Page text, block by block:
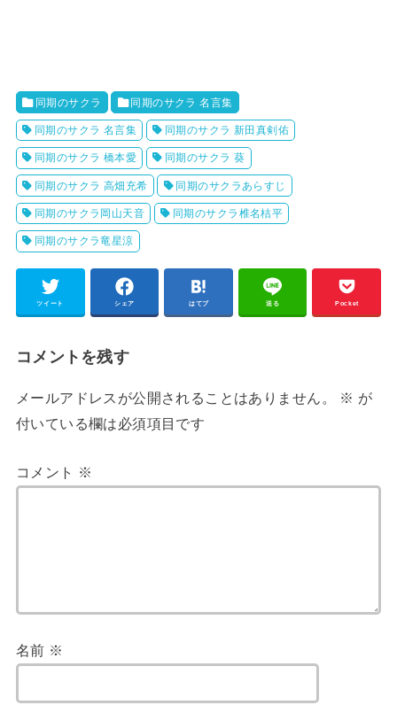
同期のサクラ 同期のサクラ 名言集
同期のサクラ 名言集 同期のサクラ 新田真剣佑
同期のサクラ 橋本愛 同期のサクラ 葵
同期のサクラ 高畑充希 同期のサクラあらすじ
同期のサクラ岡山天音 同期のサクラ椎名桔平
同期のサクラ竜星涼
ツイート シェア はてブ 送る Pocket
コメントを残す
メールアドレスが公開されることはありません。 ※ が
付いている欄は必須項目です
コメント ※
名前 ※